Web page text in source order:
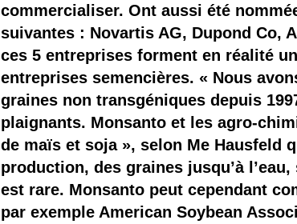
commercialiser. Ont aussi été
suivantes : Novartis AG, Dupond Co,
ces 5 entreprises forment en réalité
entreprises semencières. « Nous
graines non transgéniques depuis
plaignants. Monsanto et les agro-
de maïs et soja », selon Me Hausfeld
production, des graines jusqu’à
est rare. Monsanto peut cependant
par exemple American Soybean